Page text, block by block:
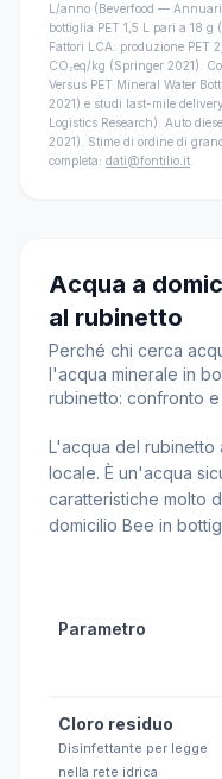
L/anno (Beverfood —
bottiglia PET 1,5 L pari a 18
Fattori LCA: produzione PET
CO₂eq/kg (Springer 2021).
Versus PET Mineral Water
2021) e studi last-mile
Logistics Research). Auto
2021). Stime di ordine di
completa: dati@fontilio.it
Acqua a
al rubinetto
Perché chi cerca
l'acqua minerale in
rubinetto: confronto e
L'acqua del
locale. È un'acqua
caratteristiche molto
domicilio Bee in
Parametro
Cloro residuo
Disinfettante per legge
nella rete idrica